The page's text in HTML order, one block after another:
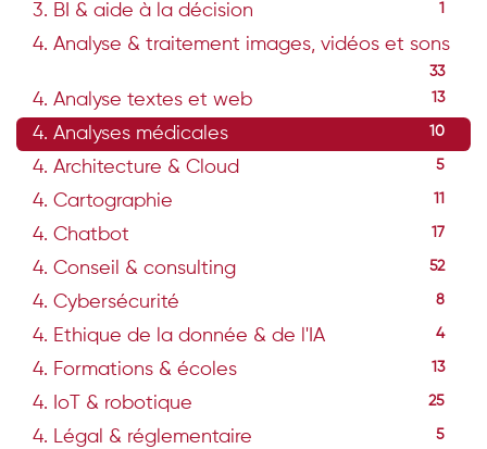
3. BI & aide à la décision 1
4. Analyse & traitement images, vidéos et sons
33
4. Analyse textes et web 13
4. Analyses médicales 10
4. Architecture & Cloud 5
4. Cartographie
4. Chatbot 17
4. Conseil & consulting 52
4. Cybersécurité 8
4. Ethique de la donnée & de l'IA 4
4. Formations & écoles 13
4. IoT & robotique 25
4. Légal & réglementaire 5